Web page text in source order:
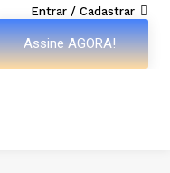
Entrar / Cadastrar
Assine AGORA!